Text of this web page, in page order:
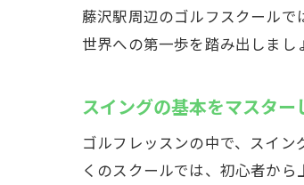
藤沢駅周辺のゴルフスクール
世界への第一歩を踏み出しまし
スイングの基本をマスター
ゴルフレッスンの中で、スイ
くのスクールでは、初心者か